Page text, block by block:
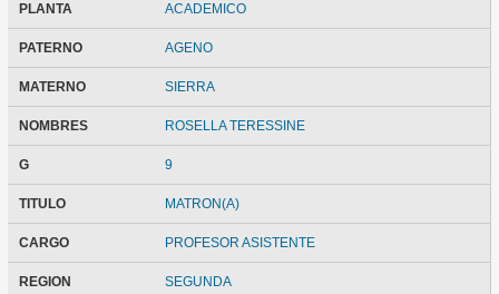
PLANTA ACADEMICO
PATERNO AGENO
MATERNO SIERRA
NOMBRES ROSELLA TERESSINE
G 9
TITULO MATRON(A)
CARGO PROFESOR ASISTENTE
REGION SEGUNDA